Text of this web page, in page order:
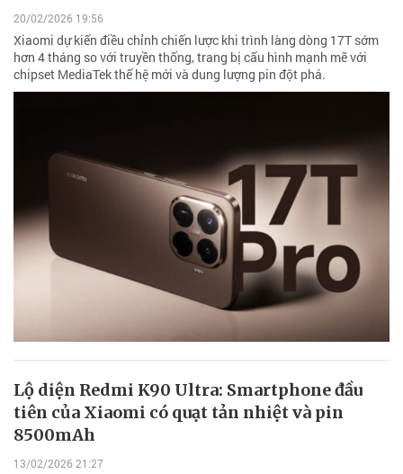
20/02/2026 19:56
Xiaomi dự kiến điều chỉnh chiến lược khi trình làng dòng 17T sớm
hơn 4 tháng so với truyền thống, trang bị cấu hình mạnh mẽ với
chipset MediaTek thế hệ mới và dung lượng pin đột phá.
Lộ diện Redmi K90 Ultra: Smartphone đầu
tiên của Xiaomi có quạt tản nhiệt và pin
8500mAh
13/02/2026 21:27